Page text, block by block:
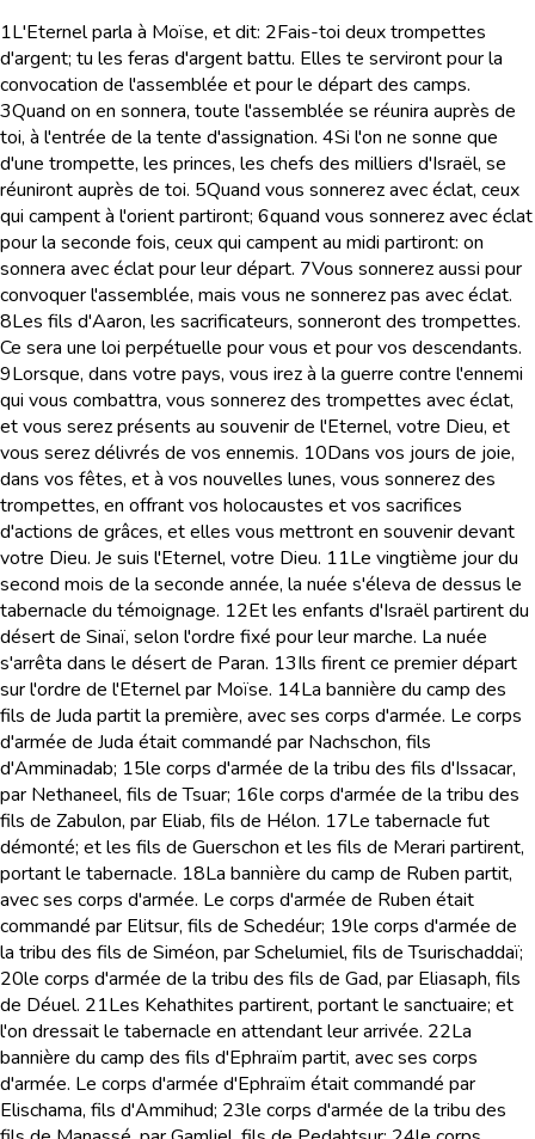
1L'Eternel parla à Moïse, et dit: 2Fais-toi deux trompettes
d'argent; tu les feras d'argent battu. Elles te serviront pour la
convocation de l'assemblée et pour le départ des camps.
3Quand on en sonnera, toute l'assemblée se réunira auprès de
toi, à l'entrée de la tente d'assignation. 4Si l'on ne sonne que
d'une trompette, les princes, les chefs des milliers d'Israël, se
réuniront auprès de toi. 5Quand vous sonnerez avec éclat, ceux
qui campent à l'orient partiront; 6quand vous sonnerez avec éclat
pour la seconde fois, ceux qui campent au midi partiront: on
sonnera avec éclat pour leur départ. 7Vous sonnerez aussi pour
convoquer l'assemblée, mais vous ne sonnerez pas avec éclat.
8Les fils d'Aaron, les sacrificateurs, sonneront des trompettes.
Ce sera une loi perpétuelle pour vous et pour vos descendants.
9Lorsque, dans votre pays, vous irez à la guerre contre l'ennemi
qui vous combattra, vous sonnerez des trompettes avec éclat,
et vous serez présents au souvenir de l'Eternel, votre Dieu, et
vous serez délivrés de vos ennemis. 10Dans vos jours de joie,
dans vos fêtes, et à vos nouvelles lunes, vous sonnerez des
trompettes, en offrant vos holocaustes et vos sacrifices
d'actions de grâces, et elles vous mettront en souvenir devant
votre Dieu. Je suis l'Eternel, votre Dieu. 11Le vingtième jour du
second mois de la seconde année, la nuée s'éleva de dessus le
tabernacle du témoignage. 12Et les enfants d'Israël partirent du
désert de Sinaï, selon l'ordre fixé pour leur marche. La nuée
s'arrêta dans le désert de Paran. 13Ils firent ce premier départ
sur l'ordre de l'Eternel par Moïse. 14La bannière du camp des
fils de Juda partit la première, avec ses corps d'armée. Le corps
d'armée de Juda était commandé par Nachschon, fils
d'Amminadab; 15le corps d'armée de la tribu des fils d'Issacar,
par Nethaneel, fils de Tsuar; 16le corps d'armée de la tribu des
fils de Zabulon, par Eliab, fils de Hélon. 17Le tabernacle fut
démonté; et les fils de Guerschon et les fils de Merari partirent,
portant le tabernacle. 18La bannière du camp de Ruben partit,
avec ses corps d'armée. Le corps d'armée de Ruben était
commandé par Elitsur, fils de Schedéur; 19le corps d'armée de
la tribu des fils de Siméon, par Schelumiel, fils de Tsurischaddaï;
20le corps d'armée de la tribu des fils de Gad, par Eliasaph, fils
de Déuel. 21Les Kehathites partirent, portant le sanctuaire; et
l'on dressait le tabernacle en attendant leur arrivée. 22La
bannière du camp des fils d'Ephraïm partit, avec ses corps
d'armée. Le corps d'armée d'Ephraïm était commandé par
Elischama, fils d'Ammihud; 23le corps d'armée de la tribu des